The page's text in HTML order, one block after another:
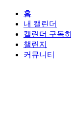
홈
내 캘린더
캘린더 구독하
챌린지
커뮤니티